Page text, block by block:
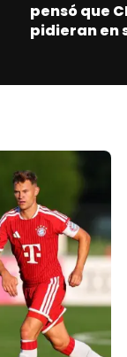
pensó que
pidieran en